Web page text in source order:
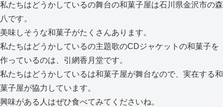
私たちはどうかしているの舞台の和菓子屋は石川県金沢市の森
八です。
美味しそうな和菓子がたくさんあります。
私たちはどうかしているの主題歌のCDジャケットの和菓子を
作っているのは、引網香月堂です。
私たちはどうかしているは和菓子屋が舞台なので、実在する和
菓子屋が協力しています。
興味がある人はぜひ食べてみてくださいね。